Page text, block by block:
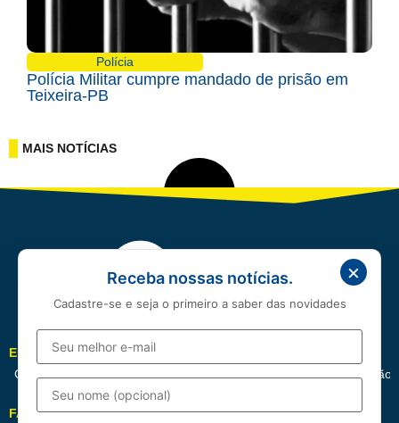
Polícia
Polícia Militar cumpre mandado de prisão em
Teixeira-PB
MAIS NOTÍCIAS
EDITORIAIS
Cotidiano
Educação
FALE CONOSCO
×
Receba nossas notícias.
Cadastre-se e seja o primeiro a saber das novidades